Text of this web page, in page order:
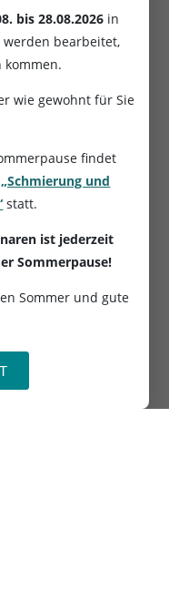
bis 28.08.2026 in
bearbeitet,
kommen.
wie gewohnt für Sie
findet
„Schmierung und
statt.
ist jederzeit
Sommerpause!
Sommer und gute